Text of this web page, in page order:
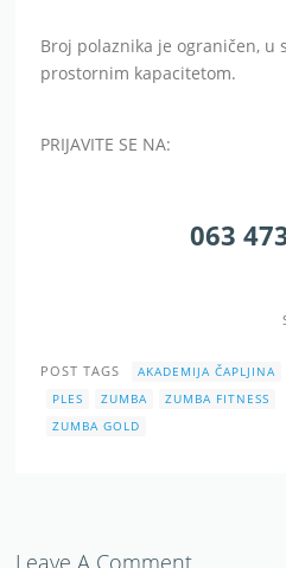
Broj polaznika je ograničen, u
prostornim kapacitetom.
PRIJAVITE SE NA:
063
POST TAGS
AKADEMIJA ČAPLJINA
PLES
ZUMBA
ZUMBA FITNESS
ZUMBA GOLD
Leave A Comment